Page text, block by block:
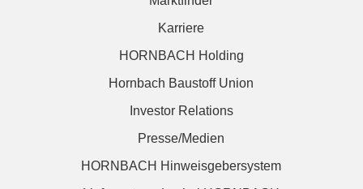
Karriere
HORNBACH Holding
Hornbach Baustoff Union
Investor Relations
Presse/Medien
HORNBACH Hinweisgebersystem